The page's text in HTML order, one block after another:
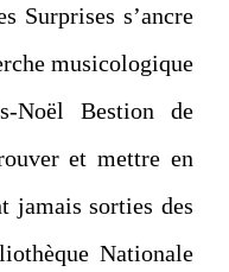
Surprises s’ancre
musicologique
Noël Bestion de
et mettre en
jamais sorties des
Nationale